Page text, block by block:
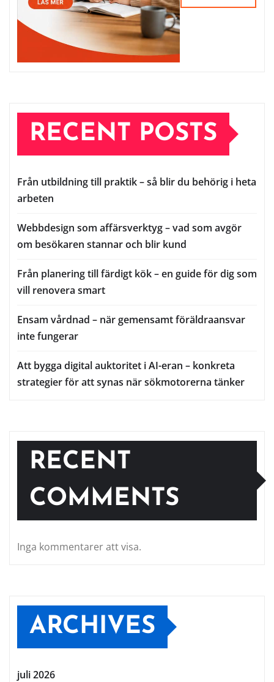
RECENT POSTS
Från utbildning till praktik – så blir du behörig i heta
arbeten
Webbdesign som affärsverktyg – vad som avgör
om besökaren stannar och blir kund
Från planering till färdigt kök – en guide för dig som
vill renovera smart
Ensam vårdnad – när gemensamt föräldraansvar
inte fungerar
Att bygga digital auktoritet i AI-eran – konkreta
strategier för att synas när sökmotorerna tänker
RECENT
COMMENTS
Inga kommentarer att visa.
ARCHIVES
juli 2026